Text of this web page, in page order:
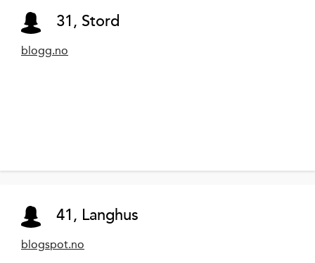
31, Stord
blogg.no
41, Langhus
blogspot.no